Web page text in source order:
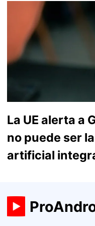
La UE alerta a
no puede ser
artificial